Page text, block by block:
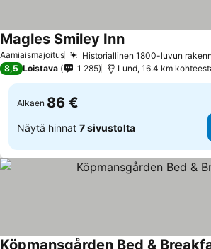
Aamiaismajoitus Historiallinen 1800-luvun
Magles Smiley InnKatso hinnat
8,5 Loistava 1 285 Lund, 16.4 km
Alkaen 86 €
Näytä hinnat 7 sivustolta
Köpmansgården Bed &